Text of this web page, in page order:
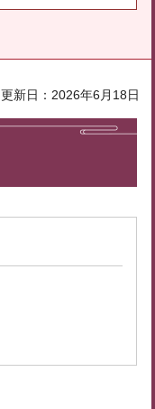
更新日：2026年6月18日